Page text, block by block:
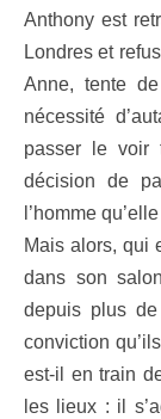
Anthony est
Londres et
Anne, tente
nécessité
passer le
décision de
l’homme
Mais alors, qui
dans son
depuis plus
conviction
est-il en train
les lieux : il